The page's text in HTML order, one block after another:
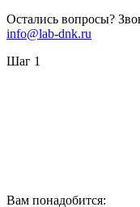
Остались вопросы?
info@lab-dnk.ru
Шаг 1
Вам понадобится: